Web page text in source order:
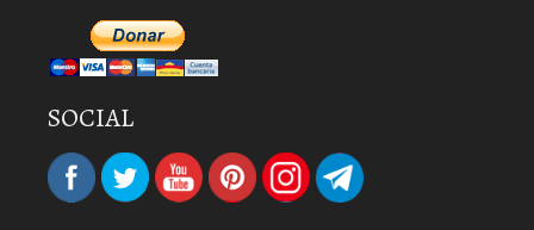
SOCIAL